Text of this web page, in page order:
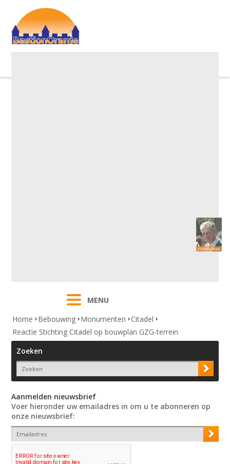
MENU
Home
Bebouwing Monumenten
Citadel
Reactie Stichting Citadel op bouwplan GZG-terrein
Zoeken
Aanmelden nieuwsbrief
Voer hieronder uw emailadres in om u te abonneren op
onze nieuwsbrief: